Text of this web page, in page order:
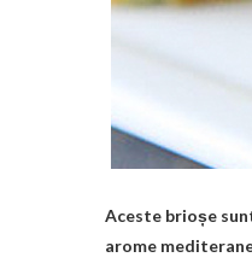
Aceste brioșe
arome